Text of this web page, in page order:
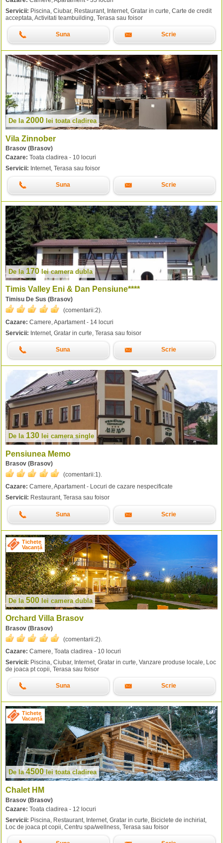
Servicii: Piscina, Ciubar, Restaurant, Internet, Gratar in curte, Carte de credit
acceptata, Activitati teambuilding, Terasa sau foisor
Suna Scrie
De la 2000 lei toata cladirea
Vila Zinnober
Brasov (Brasov)
Cazare: Toata cladirea - 10 locuri
Servicii: Internet, Terasa sau foisor
Suna Scrie
De la 170 leicamera dubla
Timis Valley Eni & Dan Pensiune****
Timisu De Sus (Brasov)
(comentarii:2).
Cazare: Camere, Apartament - 14 locuri
Servicii: Internet, Gratar in curte, Terasa sau foisor
Suna Scrie
De la 130 lei camera single
Pensiunea Memo
Brasov (Brasov)
(comentarii:1).
Cazare: Camere, Apartament - Locuri de cazare nespecificate
Servicii: Restaurant, Terasa sau foisor
Suna Scrie
Tichete
Vacanță
De la500lei camera dubla
Orchard Villa Brasov
Brasov (Brasov)
(comentarii:2).
Cazare: Camere, Toata cladirea - 10 locuri
Servicii: Piscina, Ciubar, Internet, Gratar in curte, Vanzare produse locale, Loc
de joaca pt copii, Terasa sau foisor
Suna Scrie
Tichete
Vacanță
De la4500lei toata cladirea
Chalet HM
Brasov (Brasov)
Cazare: Toata cladirea - 12 locuri
Servicii: Piscina, Restaurant, Internet, Gratar in curte, Biciclete de inchiriat,
Loc de joaca pt copii, Centru spa/wellness, Terasa sau foisor